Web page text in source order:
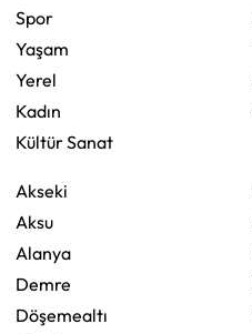
Spor
Yaşam
Yerel
Kadın
Kültür Sanat
Akseki
Aksu
Alanya
Demre
Döşemealtı